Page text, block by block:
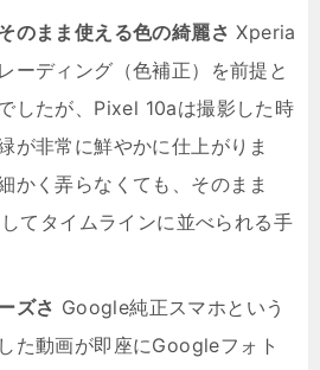
のまま使える色の綺麗さ Xperia
ーディング（色補正）を前提と
したが、Pixel 10aは撮影した時
が非常に鮮やかに仕上がりま
かく弄らなくても、そのまま
てタイムラインに並べられる手
ズさ Google純正スマホという
た動画が即座にGoogleフォト